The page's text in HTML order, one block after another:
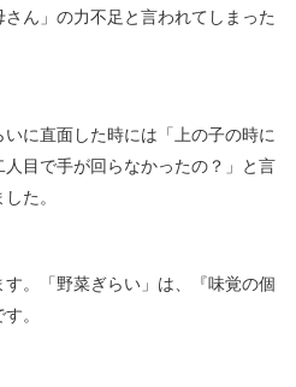
ん」の力不足と言われてしまった
に直面した時には「上の子の時に
目で手が回らなかったの？」と言
た。
。「野菜ぎらい」は、『味覚の個
。